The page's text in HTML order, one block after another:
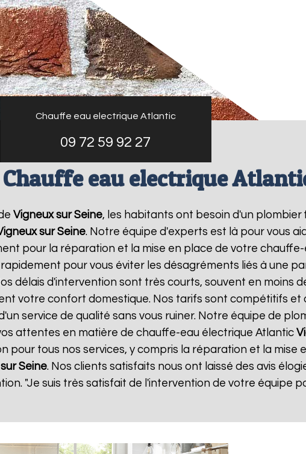
Chauffe eau electrique Atlantic
09 72 59 92 27
Chauffe eau electrique
Vigneux sur Seine, les habitants ont besoin d'un
sur Seine. Notre équipe d'experts est là pour vous
pour la réparation et la mise en place de votre
pour vous éviter les désagréments liés à une
délais d'intervention sont très courts, souvent en moins
votre confort domestique. Nos tarifs sont compétitifs et
service de qualité sans vous ruiner. Notre équipe de
attentes en matière de chauffe-eau électrique Atlantic
pour tous nos services, y compris la réparation et la
Seine. Nos clients satisfaits nous ont laissé des avis
"Je suis très satisfait de l'intervention de votre équipe